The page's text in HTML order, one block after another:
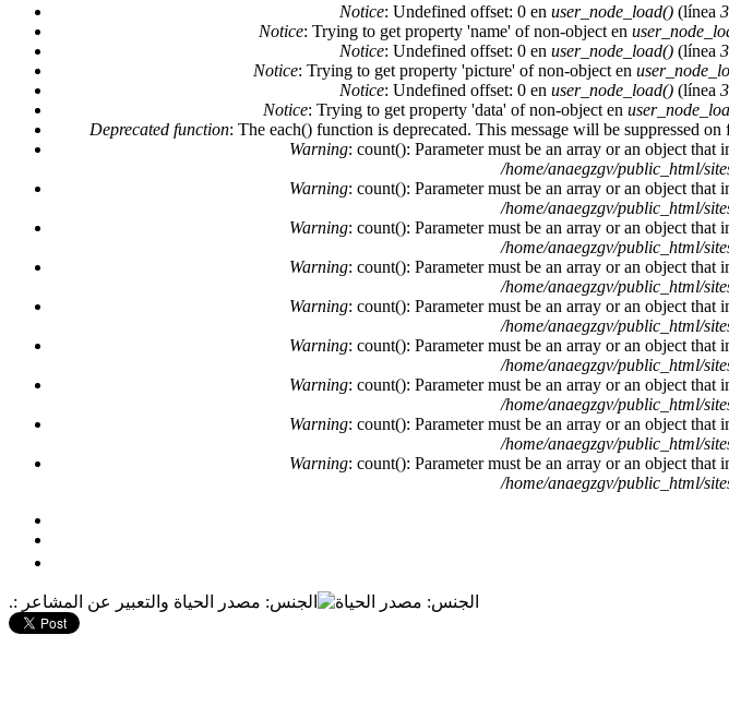
Notice: Undefined offset: 0 en user_node_load()(línea
Notice: Trying to get property 'name' of non-object en
Notice: Undefined offset: 0 en user_node_load()(línea
Notice: Trying to get property 'picture' of non-object en
Notice: Undefined offset: 0 en user_node_load()(línea
Notice: Trying to get property 'data' of non-object en
Deprecated function: The each() function is deprecated. This message will be suppressed on
Warning: count(): Parameter must be an array or an object that
/home/anaegzgv/public_html/
Warning: count(): Parameter must be an array or an object that
/home/anaegzgv/public_html/
Warning: count(): Parameter must be an array or an object that
/home/anaegzgv/public_html/
Warning: count(): Parameter must be an array or an object that
/home/anaegzgv/public_html/
Warning: count(): Parameter must be an array or an object that
/home/anaegzgv/public_html/
Warning: count(): Parameter must be an array or an object that
/home/anaegzgv/public_html/
Warning: count(): Parameter must be an array or an object that
/home/anaegzgv/public_html/
Warning: count(): Parameter must be an array or an object that
/home/anaegzgv/public_html/
Warning: count(): Parameter must be an array or an object that
/home/anaegzgv/public_html/
.: الجنس: مصدر الحياة والتعبير عن المشاعر